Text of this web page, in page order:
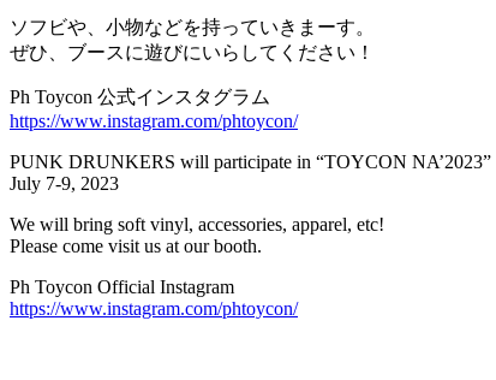
ソフビや、小物などを持っていきまーす。
ぜひ、ブースに遊びにいらしてください！
Ph Toycon 公式インスタグラム
https://www.instagram.com/phtoycon/
PUNK DRUNKERS will participate in “TOYCON NA’2023”
July 7-9, 2023
We will bring soft vinyl, accessories, apparel, etc!
Please come visit us at our booth.
Ph Toycon Official Instagram
https://www.instagram.com/phtoycon/